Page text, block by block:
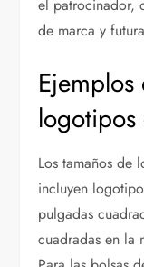
el patrocinador,
de marca y
Los tamaños de
incluyen
pulgadas
cuadradas en la